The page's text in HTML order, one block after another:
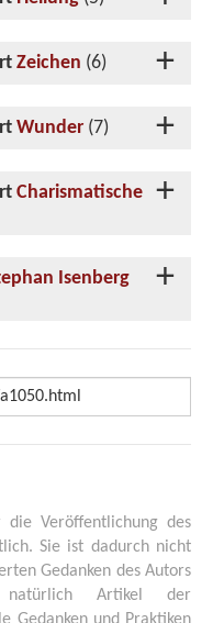
Zeichen (6)
Wunder (7)
Charismatische
Isenberg
Veröffentlichung des
Sie ist dadurch nicht
Gedanken des Autors
natürlich Artikel der
Gedanken und Praktiken